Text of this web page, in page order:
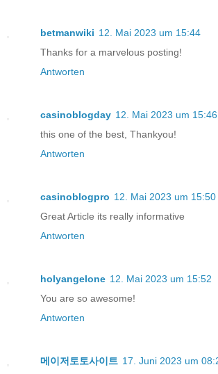
betmanwiki 12. Mai 2023 um 15:44
Thanks for a marvelous posting!
Antworten
casinoblogday 12. Mai 2023 um 15:46
this one of the best, Thankyou!
Antworten
casinoblogpro 12. Mai 2023 um 15:50
Great Article its really informative
Antworten
holyangelone 12. Mai 2023 um 15:52
You are so awesome!
Antworten
메이저토토사이트 17. Juni 2023 um